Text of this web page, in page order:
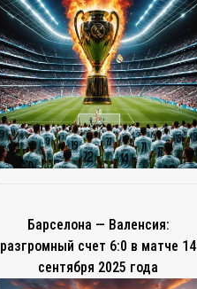
Барселона — Валенсия:
разгромный счет 6:0 в матче 14
сентября 2025 года